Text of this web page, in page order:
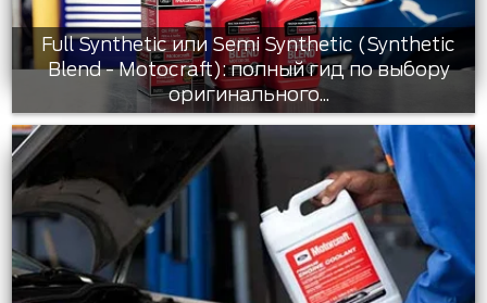
Full Synthetic или Semi Synthetic (Synthetic
Blend - Motocraft): полный гид по выбору
оригинального...